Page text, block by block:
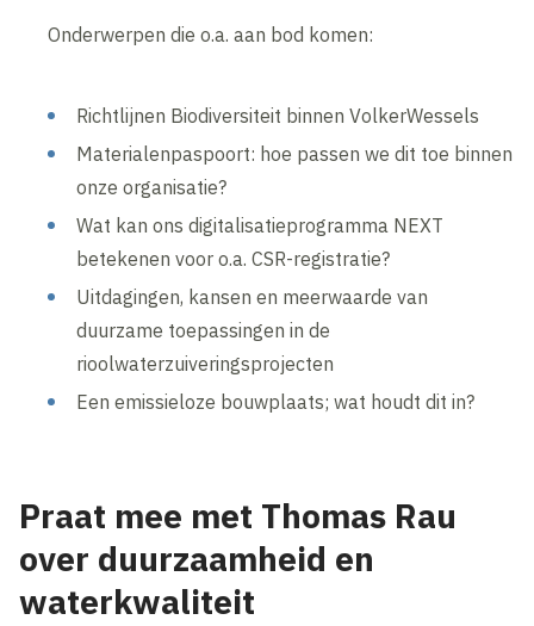
Onderwerpen die o.a. aan bod komen:
Richtlijnen Biodiversiteit binnen VolkerWessels
Materialenpaspoort: hoe passen we dit toe binnen
onze organisatie?
Wat kan ons digitalisatieprogramma NEXT
betekenen voor o.a. CSR-registratie?
Uitdagingen, kansen en meerwaarde van
duurzame toepassingen in de
rioolwaterzuiveringsprojecten
Een emissieloze bouwplaats; wat houdt dit in?
Praat mee met Thomas Rau
over duurzaamheid en
waterkwaliteit